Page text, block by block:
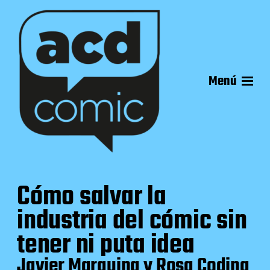
Menú
Cómo salvar la
industria del cómic sin
tener ni puta idea